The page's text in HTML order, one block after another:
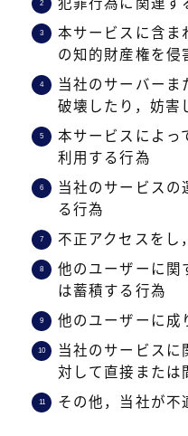
犯罪行為に関連す
本サービスに含ま
の知的財産権を侵
当社のサーバーま
破壊したり，妨害
本サービスによっ
利用する行為
当社のサービスの
る行為
不正アクセスをし
他のユーザーに関
は蓄積する行為
他のユーザーに成
当社のサービスに
対して直接または
その他，当社が不